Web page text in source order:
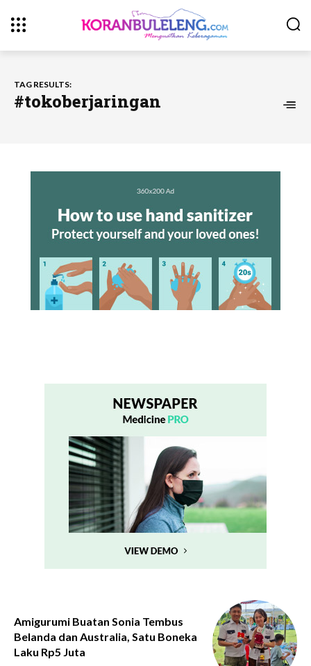
TAG RESULTS:
#tokoberjaringan
Amigurumi Buatan Sonia Tembus
Belanda dan Australia, Satu Boneka
Laku Rp5 Juta